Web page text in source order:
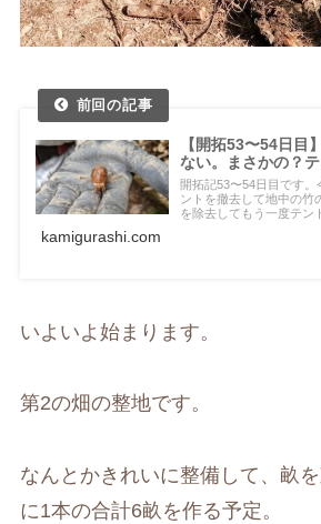
【開拓53〜54日目
ない。まさかの？
開拓記53〜54日目です
ントを撤去して地中の竹
を除去してもう一度テン
kamigurashi.com
いよいよ始まります。
第2の畑の整地です。
なんとかきれいに整備して、畝
に1本の合計6畝を作る予定。